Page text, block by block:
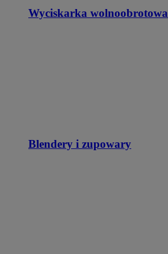
Wyciskarka wolnoobrotowa
Blendery i zupowary